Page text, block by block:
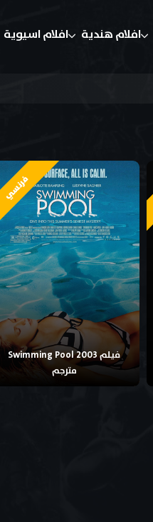
افلام هندية افلام اسيوية
فرنسي
فيلم Swimming Pool 2003
مترجم